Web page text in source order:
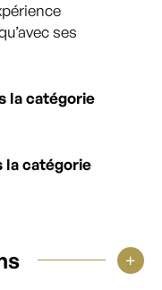
ses
la catégorie
la catégorie